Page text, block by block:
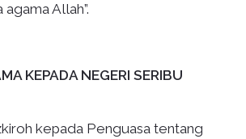
Allah”.
KEPADA NEGERI SERIBU
kepada Penguasa tentang